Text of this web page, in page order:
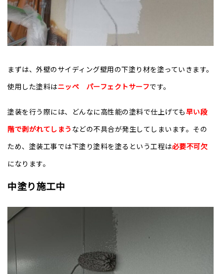
まずは、外壁のサイディング壁用の下塗り材を塗っていきます。
使用した塗料はニッペ パーフェクトサーフです。
塗装を行う際には、 どんなに高性能の塗料で仕上げても早い段
階で剥がれてしまう などの不具合が発生してしまいます。その
ため、塗装工事では下塗り塗料を塗るという工程は必要不可欠
になります。
中塗り施工中